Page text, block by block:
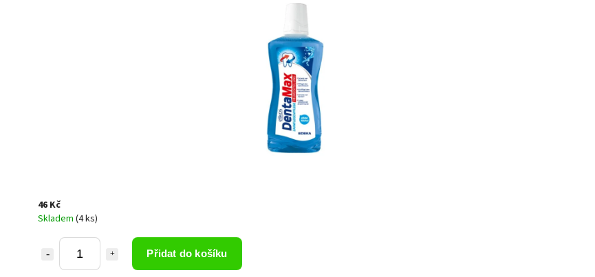
46 Kč
Skladem (4 ks)
Přidat do košíku